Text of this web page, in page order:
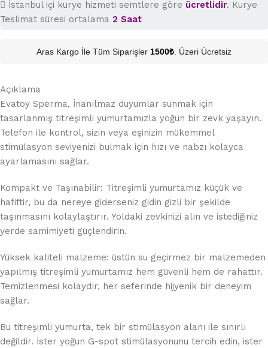
İstanbul içi kurye hizmeti semtlere göre ücretlidir. Kurye
Teslimat süresi ortalama 2 Saat
Aras Kargo İle Tüm Siparişler 1500₺. Üzeri Ücretsiz
Açıklama
Evatoy Sperma, İnanılmaz duyumlar sunmak için
tasarlanmış titreşimli yumurtamızla yoğun bir zevk yaşayın.
Telefon ile kontrol, sizin veya eşinizin mükemmel
stimülasyon seviyenizi bulmak için hızı ve nabzı kolayca
ayarlamasını sağlar.
Kompakt ve Taşınabilir: Titreşimli yumurtamız küçük ve
hafiftir, bu da nereye giderseniz gidin gizli bir şekilde
taşınmasını kolaylaştırır. Yoldaki zevkinizi alın ve istediğiniz
yerde samimiyeti güçlendirin.
Yüksek kaliteli malzeme: üstün su geçirmez bir malzemeden
yapılmış titreşimli yumurtamız hem güvenli hem de rahattır.
Temizlenmesi kolaydır, her seferinde hijyenik bir deneyim
sağlar.
Bu titreşimli yumurta, tek bir stimülasyon alanı ile sınırlı
değildir. İster yoğun G-spot stimülasyonunu tercih edin, ister